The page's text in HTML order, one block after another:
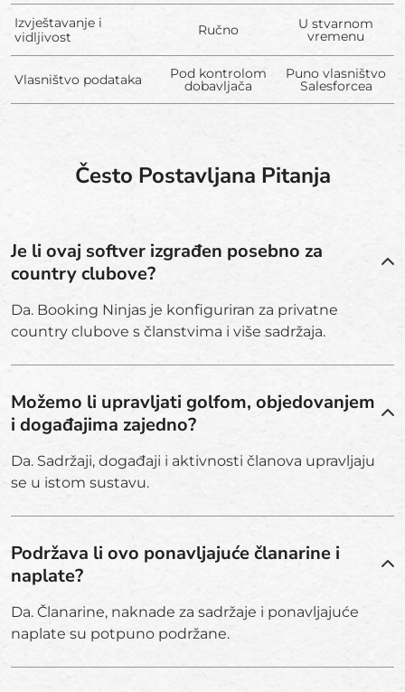
Izvještavanje i
vidljivost
Ručno U stvarnom
vremenu
Vlasništvo podataka Pod kontrolom
dobavljača
Puno vlasništvo
Salesforcea
Često Postavljana Pitanja
Je li ovaj softver izgrađen posebno za
country clubove?
Da. Booking Ninjas je konfiguriran za privatne
country clubove s članstvima i više sadržaja.
Možemo li upravljati golfom, objedovanjem
i događajima zajedno?
Da. Sadržaji, događaji i aktivnosti članova upravljaju
se u istom sustavu.
Podržava li ovo ponavljajuće članarine i
naplate?
Da. Članarine, naknade za sadržaje i ponavljajuće
naplate su potpuno podržane.